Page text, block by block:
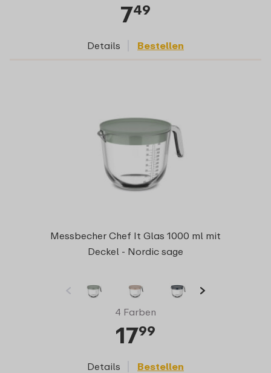
749
Details Bestellen
Messbecher Chef It Glas 1000 ml mit
Deckel - Nordic sage
4 Farben
1799
Details Bestellen